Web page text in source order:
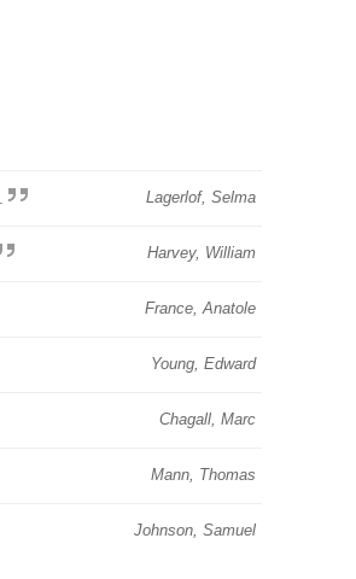
Lagerlof, Selma
Harvey, William
France, Anatole
Young, Edward
Chagall, Marc
Mann, Thomas
Johnson, Samuel